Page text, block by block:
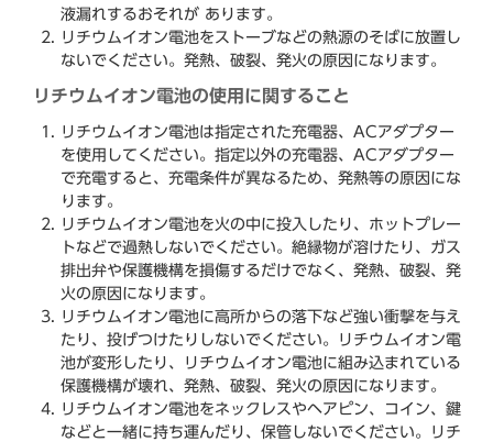
液漏れするおそれが あります。
リチウムイオン電池をストーブなどの熱源のそばに放置し
ないでください。発熱、破裂、発火の原因になります。
リチウムイオン電池の使用に関すること
リチウムイオン電池は指定された充電器、ACアダプター
を使用してください。指定以外の充電器、ACアダプター
で充電すると、充電条件が異なるため、発熱等の原因にな
ります。
リチウムイオン電池を火の中に投入したり、ホットプレー
トなどで過熱しないでください。絶縁物が溶けたり、ガス
排出弁や保護機構を損傷するだけでなく、発熱、破裂、発
火の原因になります。
リチウムイオン電池に高所からの落下など強い衝撃を与え
たり、投げつけたりしないでください。リチウムイオン電
池が変形したり、リチウムイオン電池に組み込まれている
保護機構が壊れ、発熱、破裂、発火の原因になります。
リチウムイオン電池をネックレスやヘアピン、コイン、鍵
などと一緒に持ち運んだり、保管しないでください。リチ